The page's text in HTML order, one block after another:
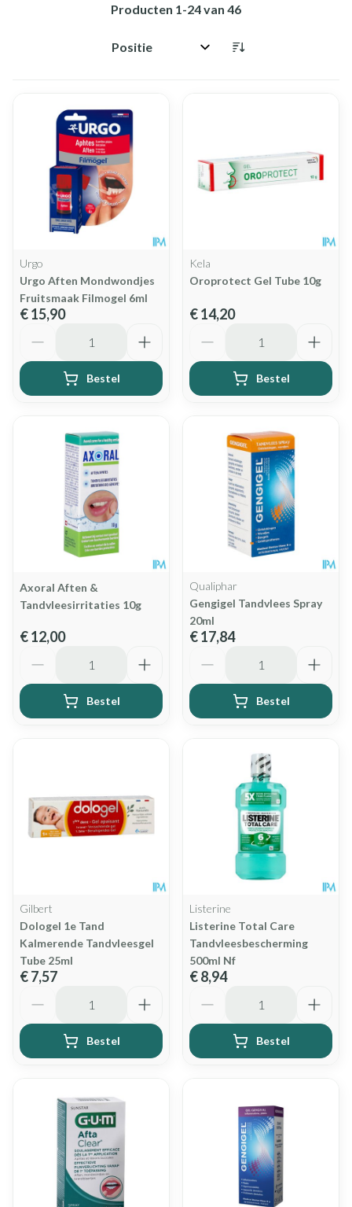
Producten 1-24van 46
Sorteer op:
Urgo
Urgo Aften Mondwondjes
Fruitsmaak Filmogel 6ml
€ 15,90
Bestel
Kela
Oroprotect Gel Tube 10g
€ 14,20
Bestel
Axoral Aften &
Tandvleesirritaties 10g
€ 12,00
Bestel
Qualiphar
Gengigel Tandvlees Spray
20ml
€ 17,84
Bestel
Gilbert
Dologel 1e Tand
Kalmerende Tandvleesgel
Tube 25ml
€ 7,57
Bestel
Listerine
Listerine Total Care
Tandvleesbescherming
500ml Nf
€ 8,94
Bestel